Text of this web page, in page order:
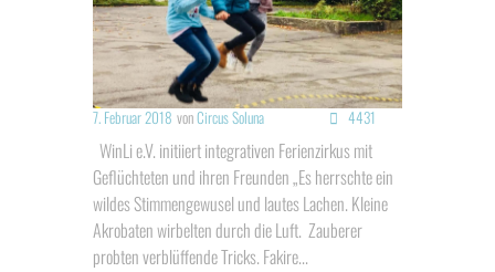
7. Februar 2018 vonCircus Soluna 4431
WinLi e.V. initiiert integrativen Ferienzirkus mit
Geflüchteten und ihren Freunden „Es herrschte ein
wildes Stimmengewusel und lautes Lachen. Kleine
Akrobaten wirbelten durch die Luft. Zauberer
probten verblüffende Tricks. Fakire...